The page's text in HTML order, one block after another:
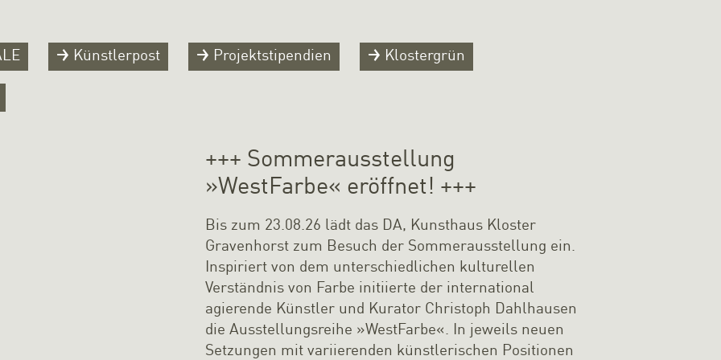
Künstlerpost Projektstipendien Klostergrün
+++ Sommerausstellung
»WestFarbe« eröffnet! +++
Bis zum 23.08.26 lädt das DA, Kunsthaus Kloster
Gravenhorst zum Besuch der Sommerausstellung ein.
Inspiriert von dem unterschiedlichen kulturellen
Verständnis von Farbe initiierte der international
agierende Künstler und Kurator Christoph Dahlhausen
die Ausstellungsreihe »WestFarbe«. In jeweils neuen
Setzungen mit variierenden künstlerischen Positionen